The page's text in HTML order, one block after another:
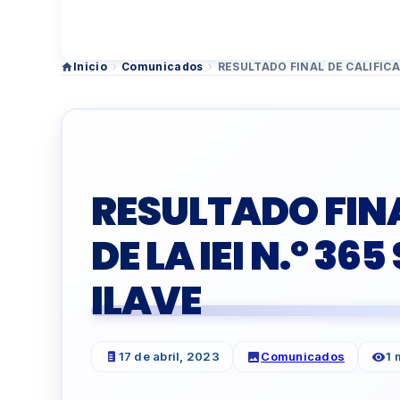
Inicio › Comunicados › RESULTADO FINAL DE
RESULTADO
DE LA IEI N.º
ILAVE
17 de abril, 2023 Comunicados 1